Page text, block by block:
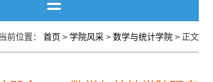
当前位置： 首页 > 学院风采 > 数学与统计学院 > 正文